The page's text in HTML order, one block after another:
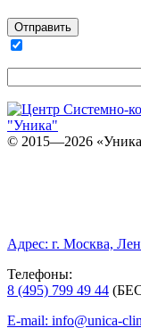
© 2015—2026
Адрес: г. Москва,
Телефоны:
8 (495) 799 49 44
E-mail: info@unica-